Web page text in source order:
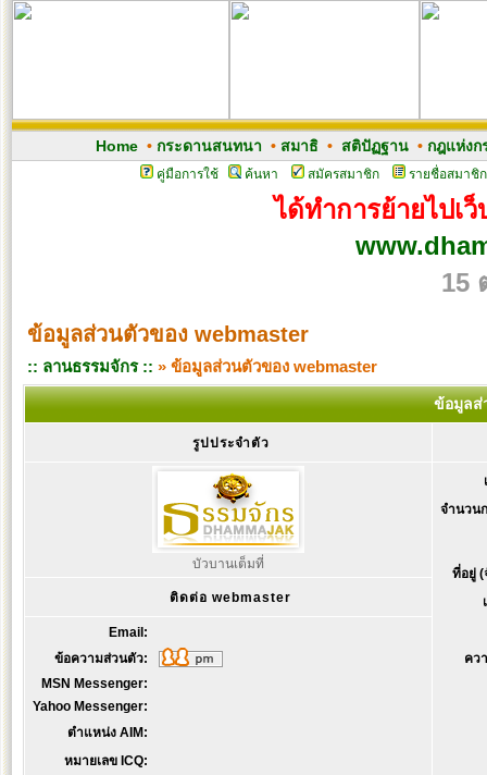
Home• กระดานสนทนา • สมาธิ• สติปัฏฐาน• กฎแห่งก
คู่มือการใช้ ค้นหา สมัครสมาชิก รายชื่อสมาชิก
ได้ทำการย้ายไปเ
15
ข้อมูลส่วนตัวของ webmaster
:: ลานธรรมจักร :: » ข้อมูลส่วนตัวของ webmaster
ข้อมูลส่
รูปประจำตัว
บัวบานเต็มที่
จำนวน
ที่อยู่ (
คว
ติดต่อ webmaster
Email:
ข้อความส่วนตัว:
MSN Messenger:
Yahoo Messenger:
ตำแหน่ง AIM:
หมายเลข ICQ: